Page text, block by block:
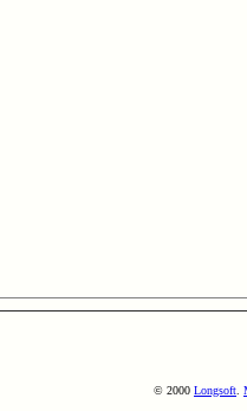
© 2000 Longsoft